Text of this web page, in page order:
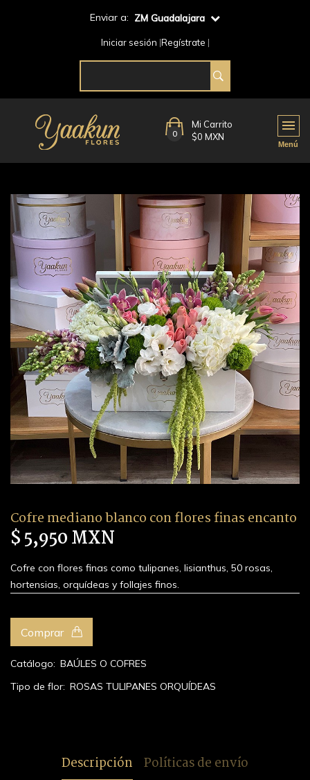
Enviar a: ZM Guadalajara
Iniciar sesión Regístrate
0
Mi Carrito
$0 MXN
Cofre mediano blanco con flores finas encanto
$ 5,950 MXN
Cofre con flores finas como tulipanes, lisianthus, 50 rosas,
hortensias, orquídeas y follajes finos.
Comprar
Catálogo: BAÚLES O COFRES
Tipo de flor: ROSAS TULIPANES ORQUÍDEAS
Descripción Políticas de envío